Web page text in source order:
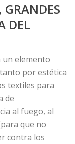
DEL
un elemento
por estética
textiles para
de
al fuego, al
que no
contra los